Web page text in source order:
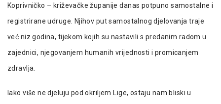
Koprivničko – križevačke županije danas potpuno samostalne i
registrirane udruge. Njihov put samostalnog djelovanja traje
već niz godina, tijekom kojih su nastavili s predanim radom u
zajednici, njegovanjem humanih vrijednosti i promicanjem
zdravlja.
Iako više ne djeluju pod okriljem Lige, ostaju nam bliski u